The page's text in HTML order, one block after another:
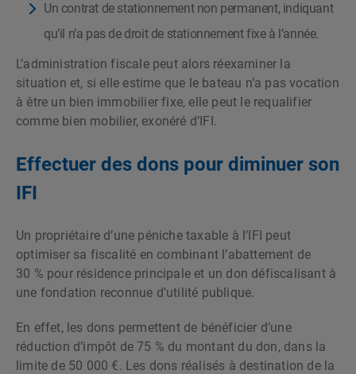
Un contrat de stationnement non permanent, indiquant
qu’il n’a pas de droit de stationnement fixe à l’année.
L’administration fiscale peut alors réexaminer la
situation et, si elle estime que le bateau n’a pas vocation
à être un bien immobilier fixe, elle peut le requalifier
comme bien mobilier, exonéré d’IFI.
Effectuer des dons pour diminuer son
IFI
Un propriétaire d’une péniche taxable à l’IFI peut
optimiser sa fiscalité en combinant l’abattement de
30 % pour résidence principale et un don défiscalisant à
une fondation reconnue d’utilité publique.
En effet, les dons permettent de bénéficier d’une
réduction d’impôt de 75 % du montant du don, dans la
limite de 50 000 €. Les dons réalisés à destination de la